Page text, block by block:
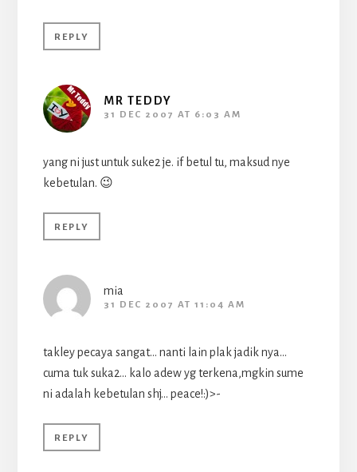
REPLY
MR TEDDY
31 DEC 2007 AT 6:03 AM
yang ni just untuk suke2 je. if betul tu, maksud nye
kebetulan. 😉
REPLY
mia
31 DEC 2007 AT 11:04 AM
takley pecaya sangat… nanti lain plak jadik nya…
cuma tuk suka2… kalo adew yg terkena,mgkin sume
ni adalah kebetulan shj… peace!:)>-
REPLY